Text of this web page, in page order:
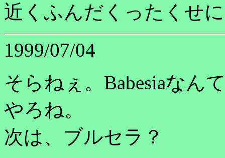
近くふんだくったくせ
1999/07/04
そらねぇ。Babesiaなん
やろね。
次は、ブルセラ？